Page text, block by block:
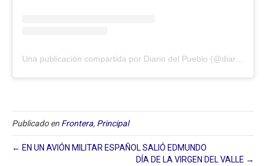
Publicado en Frontera, Principal
← EN UN AVIÓN MILITAR ESPAÑOL SALIÓ EDMUNDO
DÍA DE LA VIRGEN DEL VALLE →